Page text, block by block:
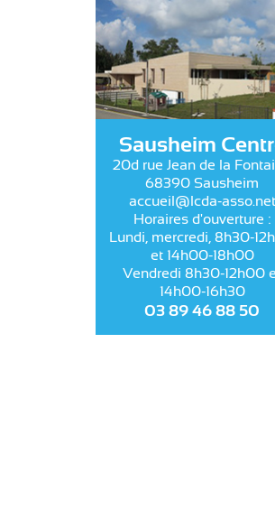
Sausheim
20d rue Jean de la
68390 Sausheim
accueil@lcda-asso.net
Horaires d'ouverture :
Lundi, mercredi, 8h30-
et 14h00-18h00
Vendredi 8h30-12h00
14h00-16h30
03 89 46 88 50